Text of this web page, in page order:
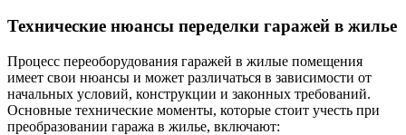
Технические нюансы переделки гаражей в жилье
Процесс переоборудования гаражей в жилые помещения
имеет свои нюансы и может различаться в зависимости от
начальных условий, конструкции и законных требований.
Основные технические моменты, которые стоит учесть при
преобразовании гаража в жилье, включают: